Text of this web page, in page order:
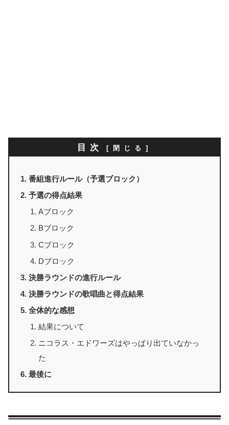
目次
番組進行ルール（予選ブロック）
予選の得点結果
Aブロック
Bブロック
Cブロック
Dブロック
決勝ラウンドの進行ルール
決勝ラウンドの歌唱曲と得点結果
全体的な感想
結果について
ニコラス・エドワーズはやっぱり出ていなかっ
た
最後に